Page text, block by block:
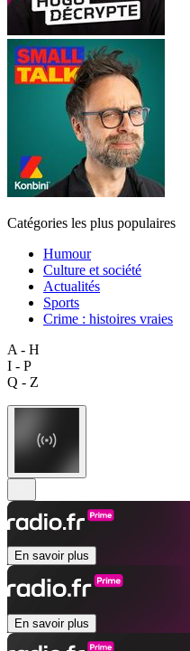
Catégories les plus populaires
Humour
Culture et société
Actualités
Sports
Crime : histoires vraies
A - H
I - P
Q - Z
En savoir plus
En savoir plus